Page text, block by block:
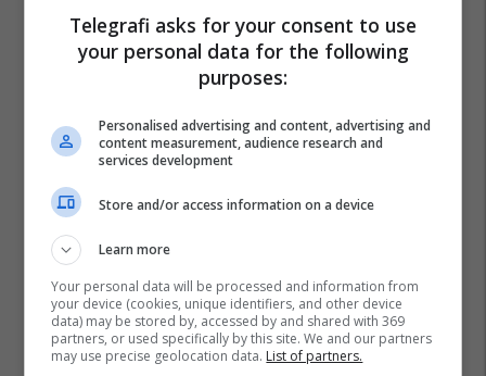
Keni Nairobi
Telegrafi asks for your consent to use
your personal data for the following
purposes:
Personalised advertising and content, advertising and
content measurement, audience research and
services development
Store and/or access information on a device
Learn more
Your personal data will be processed and information from
your device (cookies, unique identifiers, and other device
data) may be stored by, accessed by and shared with 369
partners, or used specifically by this site. We and our partners
may use precise geolocation data. List of partners.